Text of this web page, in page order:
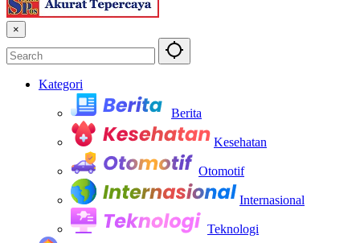
×
Kategori
Berita
Kesehatan
Otomotif
Internasional
Teknologi